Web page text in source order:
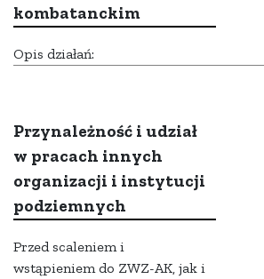
kombatanckim
Opis działań:
Przynależność i udział
w pracach innych
organizacji i instytucji
podziemnych
Przed scaleniem i
wstąpieniem do ZWZ-AK, jak i